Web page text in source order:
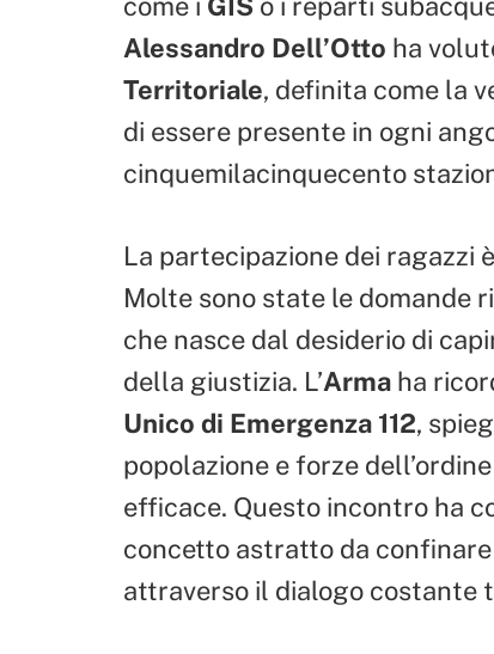
Alessandro Dell’Otto ha
Territoriale, definita come la
di essere presente in ogni
cinquemilacinquecento
La partecipazione dei ragazzi
Molte sono state le domande
che nasce dal desiderio di
della giustizia. L’Arma ha
Unico di Emergenza 112,
popolazione e forze
efficace. Questo incontro ha
concetto astratto da
attraverso il dialogo costante